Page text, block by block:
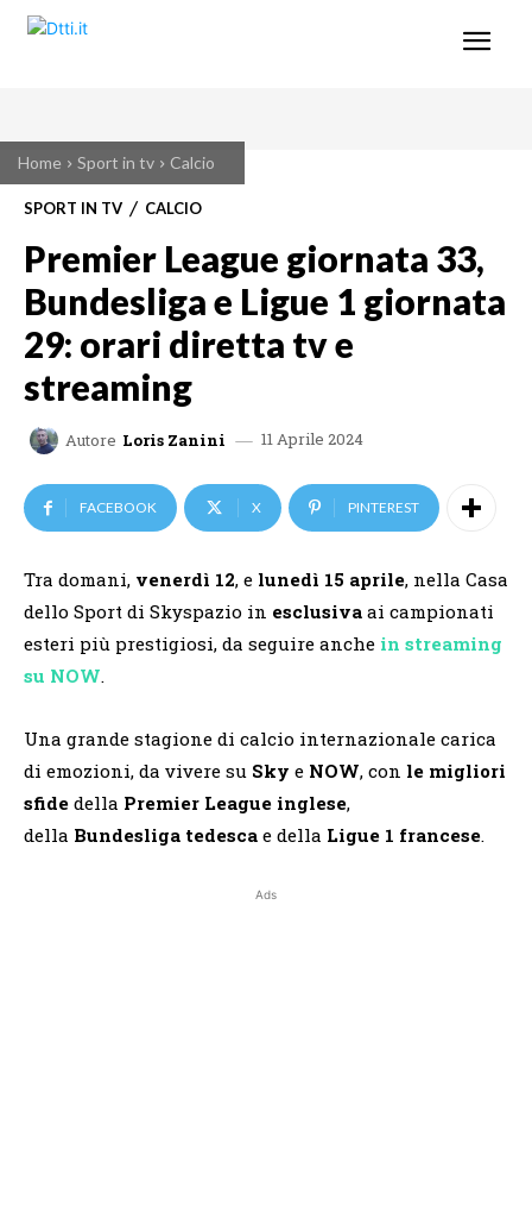
Home Sport in tv Calcio
SPORT IN TV CALCIO
Premier League giornata 33,
Bundesliga e Ligue 1 giornata
29: orari diretta tv e
streaming
Autore Loris Zanini 11 Aprile 2024
FACEBOOK X PINTEREST
Tra domani, venerdì 12, e lunedì 15 aprile, nella Casa
dello Sport di Skyspazio in esclusiva ai campionati
esteri più prestigiosi, da seguire anche in streaming
su NOW.
Una grande stagione di calcio internazionale carica
di emozioni, da vivere su Sky e NOW, con le migliori
sfide della Premier League inglese,
della Bundesliga tedesca e della Ligue 1 francese.
Ads